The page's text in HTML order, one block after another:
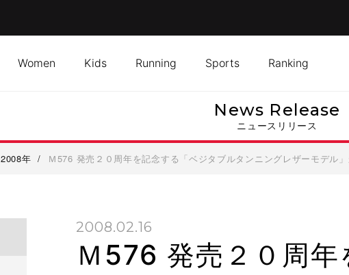
Women Kids Running Sports Ranking
News Release
ニュースリリース
2008年 / Ｍ576 発売２０周年を記念する「ベジタブルタンニングレザーモデル
2008.02.16
Ｍ576 発売２０周